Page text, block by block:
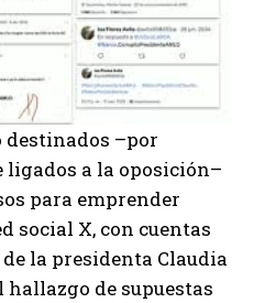
destinados –por
ligados a la oposición–
para emprender
social X, con cuentas
la presidenta Claudia
hallazgo de supuestas